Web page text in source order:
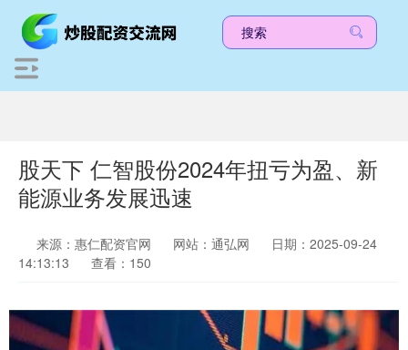
股天下 仁智股份2024年扭亏为盈、新
能源业务发展迅速
来源：惠仁配资官网 网站：通弘网
日期：2025-09-24
14:13:13
查看：150